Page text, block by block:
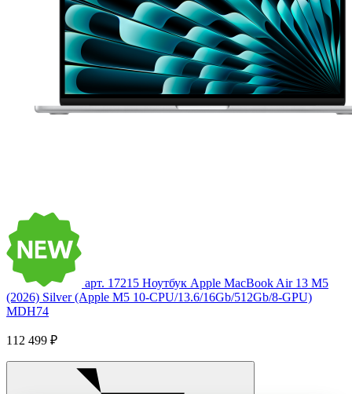
арт. 17215 Ноутбук Apple MacBook Air 13 M5
(2026) Silver (Apple M5 10-CPU/13.6/16Gb/512Gb/8-GPU)
MDH74
112 499 ₽